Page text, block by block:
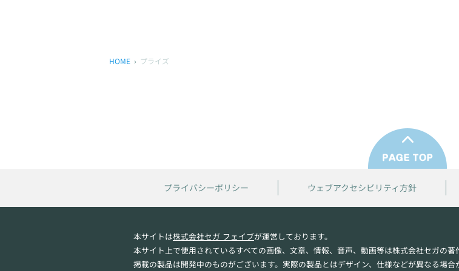
HOME プライズ
プライバシーポリシー ウェブアクセシビリティ方針
本サイトは株式会社セガ フェイブが運営しております。
本サイト上で使用されているすべての画像、文章、情報、音声、動画等は株式会社セガの著
掲載の製品は開発中のものがございます。実際の製品とはデザイン、仕様などが異なる場合